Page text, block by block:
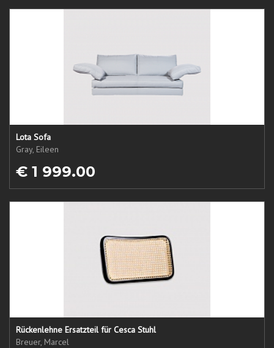
Lota Sofa
Gray, Eileen
€ 1 999.00
Rückenlehne Ersatzteil für Cesca Stuhl
Breuer, Marcel